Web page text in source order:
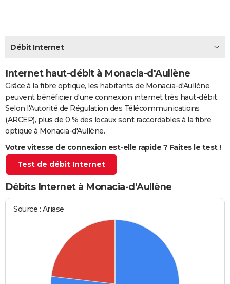
CARTE DE VOEUX
Carte de Noël
Carte Bonne année
Carte Saint-Valentin
Carte Pâques
Carte d'anniversaire
DICTIONNAIRE
PROGRAMME TV
COPAINS D'AVANT
S'inscrire
Se connecter
Lycées
Collèges
Primaires
Universités
Entreprises
Service militaire
Avis de recherche
Bricolage
Lifestyle
Culture
Sport
Auto
Television
Voyage
Cinema
Débit Internet
Internet haut-débit à Monacia-d'Aullène
Grâce à la fibre optique, les habitants de Monacia-d'Aullène
peuvent bénéficier d'une connexion internet très haut-débit.
Selon l'Autorité de Régulation des Télécommunications
(ARCEP), plus de 0 % des locaux sont raccordables à la fibre
optique à Monacia-d'Aullène.
Votre vitesse de connexion est-elle rapide ? Faites le test !
Test de débit Internet
Débits Internet à Monacia-d'Aullène
Source : Ariase